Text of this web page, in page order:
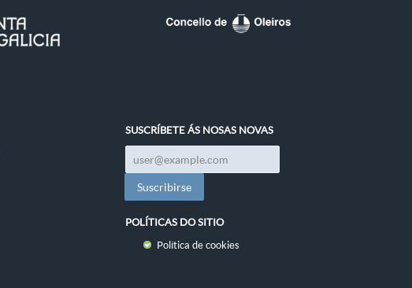
SUSCRÍBETE ÁS NOSAS NOVAS
POLÍTICAS DO SITIO
Política de cookies